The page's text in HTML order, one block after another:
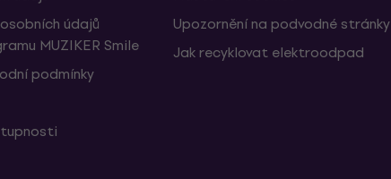
údajů
MUZIKER Smile
podmínky
Upozornění na podvodné stránky
Jak recyklovat elektroodpad